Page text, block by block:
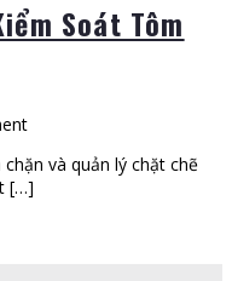
Soát Tôm
và quản lý chặt chẽ
[…]